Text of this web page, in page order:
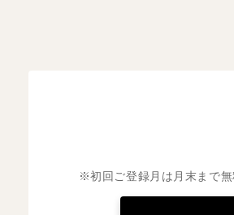
※初回ご登録月は月末まで無